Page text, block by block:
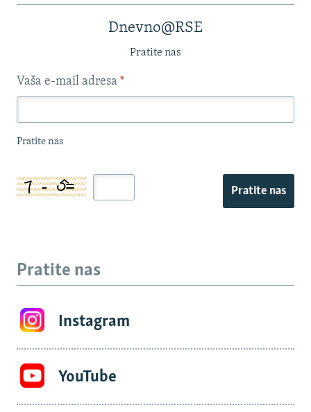
Dnevno@RSE
Pratite nas
Vaša e-mail adresa *
Pratite nas
Pratite nas
Pratite nas
Instagram
YouTube